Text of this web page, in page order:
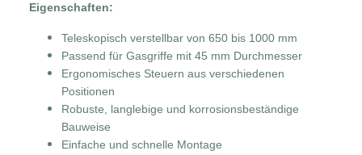
Eigenschaften:
Teleskopisch verstellbar von 650 bis 1000 mm
Passend für Gasgriffe mit 45 mm Durchmesser
Ergonomisches Steuern aus verschiedenen
Positionen
Robuste, langlebige und korrosionsbeständige
Bauweise
Einfache und schnelle Montage